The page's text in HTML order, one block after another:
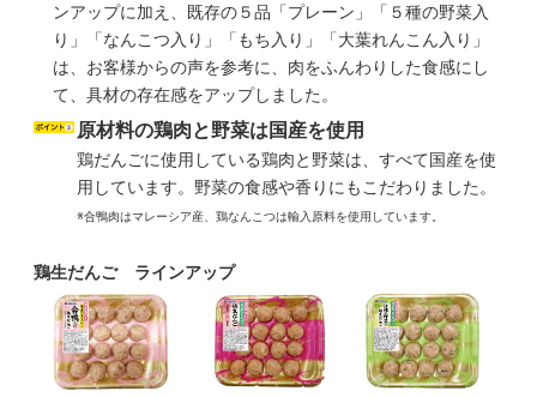
ンアップに加え、既存の５品「プレーン」「５種の野菜入
り」「なんこつ入り」「もち入り」「大葉れんこん入り」
は、お客様からの声を参考に、肉をふんわりした食感にし
て、具材の存在感をアップしました。
原材料の鶏肉と野菜は国産を使用
鶏だんごに使用している鶏肉と野菜は、すべて国産を使
用しています。野菜の食感や香りにもこだわりました。
※合鴨肉はマレーシア産、鶏なんこつは輸入原料を使用しています。
鶏生だんご ラインアップ